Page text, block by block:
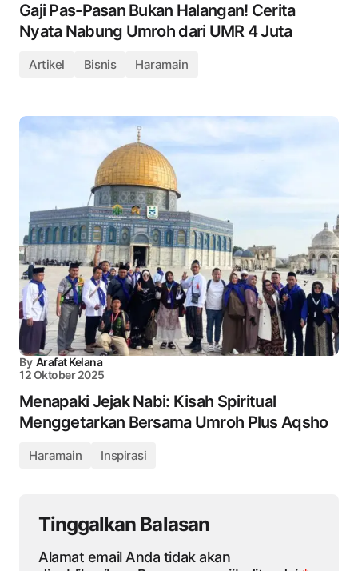
Gaji Pas-Pasan Bukan Halangan! Cerita
Nyata Nabung Umroh dari UMR 4 Juta
Artikel Bisnis Haramain
By Arafat Kelana
12 Oktober 2025
Menapaki Jejak Nabi: Kisah Spiritual
Menggetarkan Bersama Umroh Plus Aqsho
Haramain Inspirasi
Tinggalkan Balasan
Alamat email Anda tidak akan